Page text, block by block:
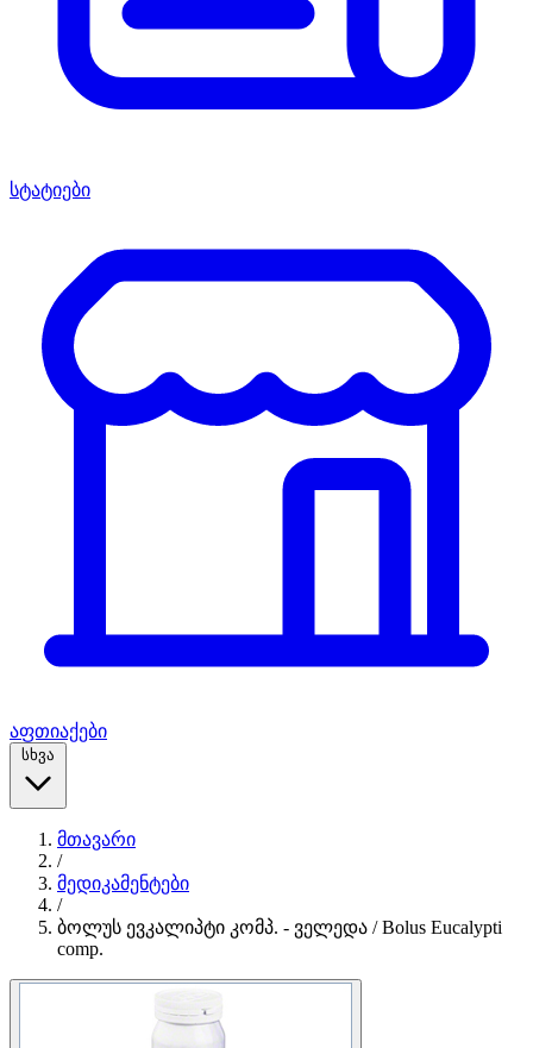
სტატიები
აფთიაქები
სხვა
მთავარი
/
მედიკამენტები
/
ბოლუს ევკალიპტი კომპ. - ველედა / Bolus Eucalypti
comp.